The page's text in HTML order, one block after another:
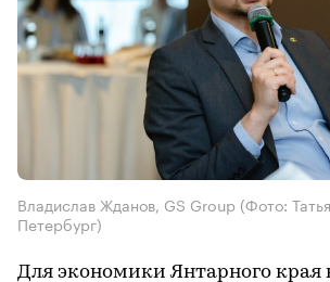
Владислав Жданов, GS Group (Фото:
Петербург)
Для экономики Янтарного